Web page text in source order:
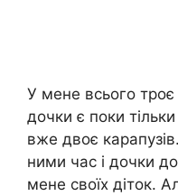
У мене всього
дочки є поки
вже двоє
ними час і дочки
мене своїх діток.